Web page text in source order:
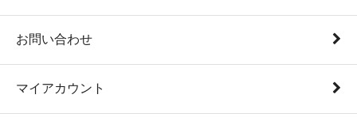
お問い合わせ
マイアカウント